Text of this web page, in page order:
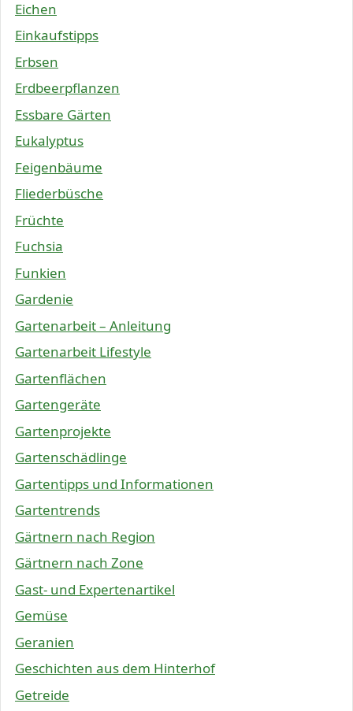
Eichen
Einkaufstipps
Erbsen
Erdbeerpflanzen
Essbare Gärten
Eukalyptus
Feigenbäume
Fliederbüsche
Früchte
Fuchsia
Funkien
Gardenie
Gartenarbeit – Anleitung
Gartenarbeit Lifestyle
Gartenflächen
Gartengeräte
Gartenprojekte
Gartenschädlinge
Gartentipps und Informationen
Gartentrends
Gärtnern nach Region
Gärtnern nach Zone
Gast- und Expertenartikel
Gemüse
Geranien
Geschichten aus dem Hinterhof
Getreide